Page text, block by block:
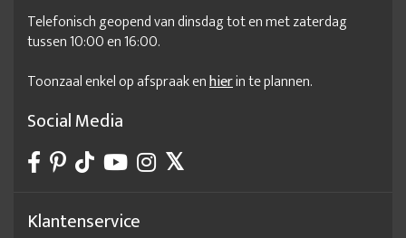
Telefonisch geopend van dinsdag tot en met zaterdag
tussen 10:00 en 16:00.
Toonzaal enkel op afspraak enhierin te plannen.
Social Media
Klantenservice